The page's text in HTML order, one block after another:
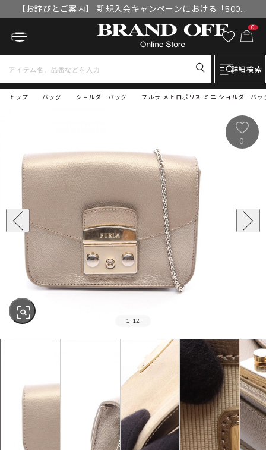
【お詫びとご案内】 新規入会キャンペーンにおける「500円
OFFクーポン」付与漏れと補填について
0
詳細検索
トップ フルラ メトロポリス ミニ ショルダーバ
バッグ ショルダーバッグ
1 | 12
0